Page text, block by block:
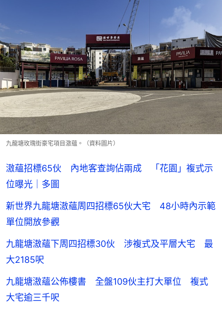
九龍塘玫瑰街豪宅項目滶蘊。（資料圖片）
滶蘊招標65伙 內地客查詢佔兩成 「花園」複式示
位曝光｜多圖
新世界九龍塘滶蘊周四招標65伙大宅 48小時內示範
單位開放參觀
九龍塘滶蘊下周四招標30伙 涉複式及平層大宅 最
大2185呎
九龍塘滶蘊公佈樓書 全盤109伙主打大單位 複式
大宅逾三千呎